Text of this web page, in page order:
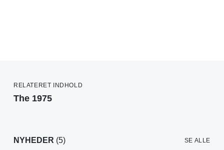
RELATERET INDHOLD
The 1975
NYHEDER (5) SE ALLE